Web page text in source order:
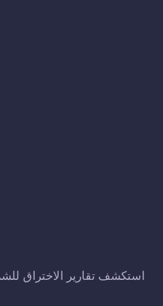
استكشف تقارير الاختراق